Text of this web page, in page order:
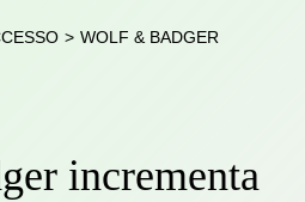
> WOLF & BADGER
incrementa